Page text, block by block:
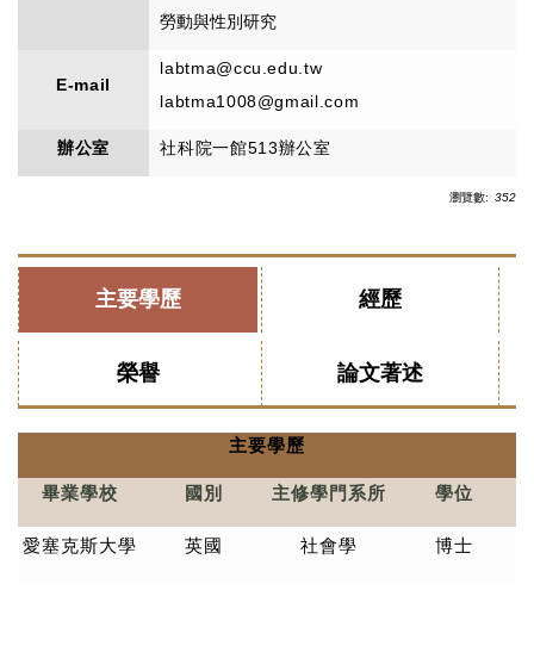
勞動與性別研究
E-mail
labtma@ccu.edu.tw
labtma1008@gmail.com
辦公室 社科院一館513辦公室
瀏覽數: 352
主要學歷 經歷
榮譽 論文著述
主要學歷
畢業學校 國別 主修學門系所 學位
愛塞克斯大學 英國 社會學 博士